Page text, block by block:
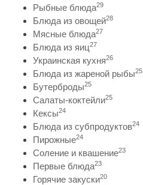
Рыбные блюда29
Блюда из овощей28
Мясные блюда27
Блюда из яиц27
Украинская кухня26
Блюда из жареной рыбы25
Бутерброды25
Салаты-коктейли25
Кексы24
Блюда из субпродуктов24
Пирожные24
Соление и квашение23
Первые блюда23
Горячие закуски20